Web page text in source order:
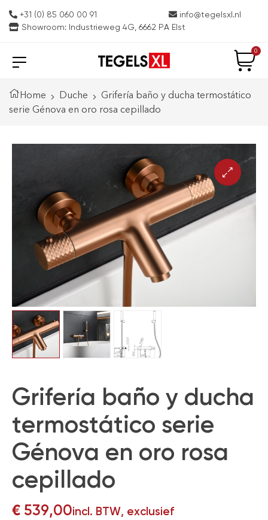
+31 (0) 85 060 00 91
info@tegelsxl.nl
Showroom: Industrieweg 4G, 6662 PA Elst
0
Home Duche
Grifería baño y ducha termostático
serie Génova en oro rosa cepillado
Grifería baño y ducha
termostático serie
Génova en oro rosa
cepillado
€ 539,00incl. BTW, exclusief